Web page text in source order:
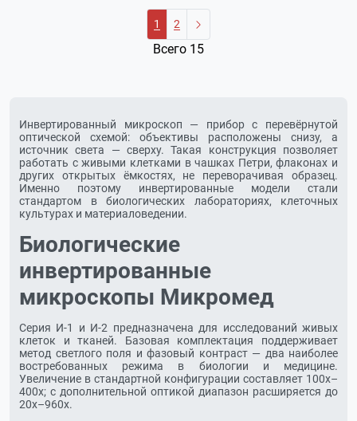
1 2
Всего 15
Инвертированный микроскоп — прибор с перевёрнутой
оптической схемой: объективы расположены снизу, а
источник света — сверху. Такая конструкция позволяет
работать с живыми клетками в чашках Петри, флаконах и
других открытых ёмкостях, не переворачивая образец.
Именно поэтому инвертированные модели стали
стандартом в биологических лабораториях, клеточных
культурах и материаловедении.
Биологические
инвертированные
микроскопы Микромед
Серия И-1 и И-2 предназначена для исследований живых
клеток и тканей. Базовая комплектация поддерживает
метод светлого поля и фазовый контраст — два наиболее
востребованных режима в биологии и медицине.
Увеличение в стандартной конфигурации составляет 100х–
400х; с дополнительной оптикой диапазон расширяется до
20х–960х.